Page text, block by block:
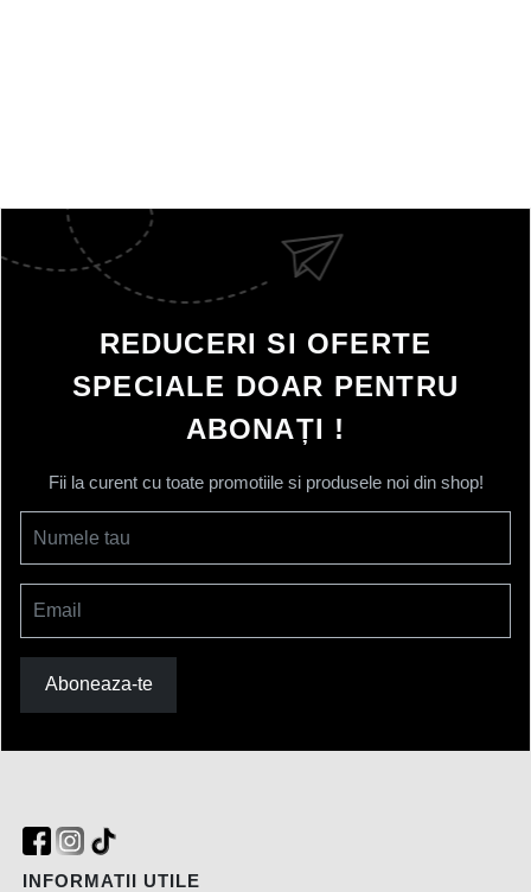
REDUCERI SI OFERTE
SPECIALE DOAR PENTRU
ABONAȚI !
Fii la curent cu toate promotiile si produsele noi din shop!
Numele tau
Email
Aboneaza-te
INFORMATII UTILE